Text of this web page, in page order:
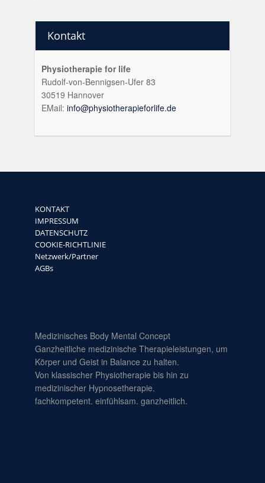
Kontakt
Physiotherapie for life
Rudolf-von-Bennigsen-Ufer 83
30519 Hannover
EMail: info@physiotherapieforlife.de
KONTAKT
IMPRESSUM
DATENSCHUTZ
COOKIE-RICHTLINIE
Netzwerk/Partner
AGBs
Medizinisches Body Mental Concept
Ganzheitliche medizinische Therapieleistungen, um
Körper und Geist in Balance zu halten.
Von klassischer Physiotherapie bis hin zu
medizinischer Hypnosetherapie.
fachkompetent. einfühlsam. ganzheitlich.